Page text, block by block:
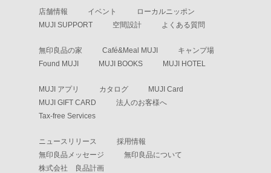
店舗情報 イベント
ローカルニッポン
MUJI SUPPORT
空間設計 よくある質問
無印良品の家 Café&Meal MUJI
キャンプ場
Found MUJI
MUJI BOOKS MUJI HOTEL
MUJI アプリ カタログ
MUJI Card
MUJI GIFT CARD
法人のお客様へ
Tax-free Services
ニュースリリース
採用情報
無印良品メッセージ
無印良品について
株式会社 良品計画